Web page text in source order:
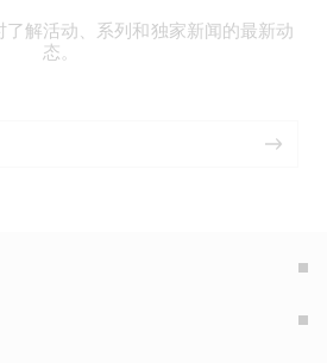
解活动、系列和独家新闻的最新动
态。